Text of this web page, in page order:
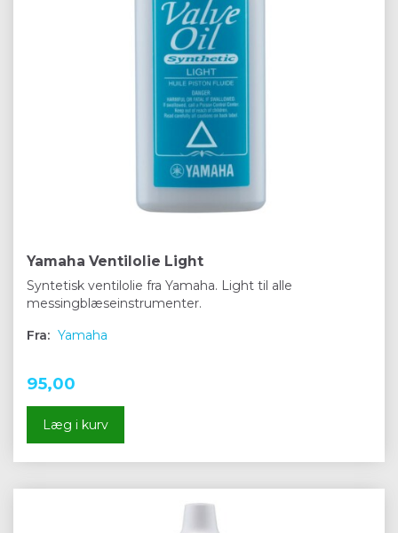
Yamaha Ventilolie Light
Syntetisk ventilolie fra Yamaha. Light til alle
messingblæseinstrumenter.
Fra: Yamaha
95,00
Læg i kurv